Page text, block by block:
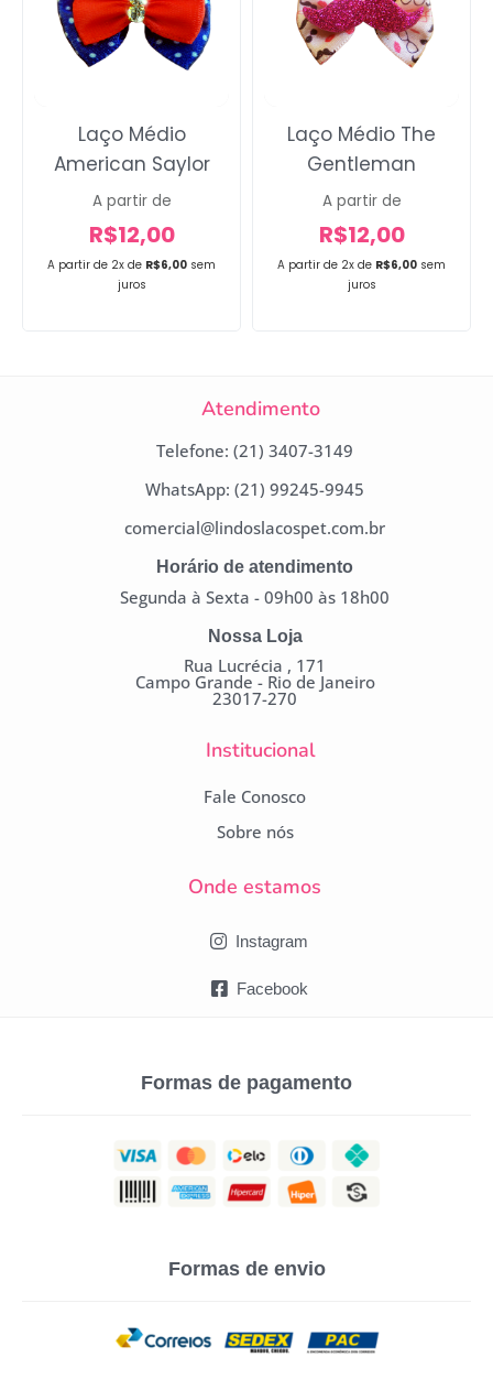
A partir de 2x de R$6,00 sem
juros
Laço Médio
American Saylor
A partir de
R$12,00
A partir de 2x de R$6,00 sem
juros
Laço Médio The
Gentleman
A partir de
R$12,00
Atendimento
Telefone: (21) 3407-3149
WhatsApp: (21) 99245-9945
comercial@lindoslacospet.com.br
Horário de atendimento
Segunda à Sexta - 09h00 às 18h00
Nossa Loja
Rua Lucrécia , 171
Campo Grande - Rio de Janeiro
23017-270
Institucional
Fale Conosco
Sobre nós
Onde estamos
Instagram
Facebook
Formas de pagamento
Formas de envio